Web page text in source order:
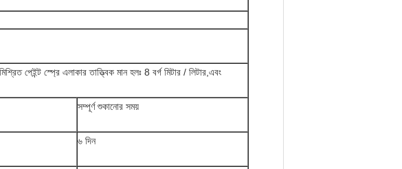
পেইন্ট স্প্রে এলাকার তাত্ত্বিক মান হলঃ 8 বর্গ মিটার / লিটার,এবং
সম্পূর্ণ শুকানোর সময়
৬ দিন